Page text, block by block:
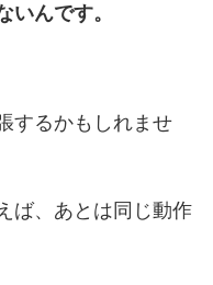
んです。
するかもしれませ
ば、あとは同じ動作